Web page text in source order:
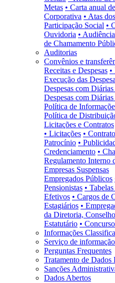
Metas • Carta anual
Corporativa • Atas
Participação Social •
Ouvidoria •
de Chamamento
Auditorias
Convênios e
Receitas e Despesas
Execução das
Despesas com
Despesas com
Política de
Política de
Licitações e Contratos
• Licitações •
Patrocínio •
Credenciamento •
Regulamento Interno
Empresas Suspensas
Empregados Públicos
Pensionistas •
Efetivos • Cargos de
Estagiários •
da Diretoria,
Estatutário •
Informações
Serviço de
Perguntas Frequentes
Tratamento de Dados
Sanções
Dados Abertos